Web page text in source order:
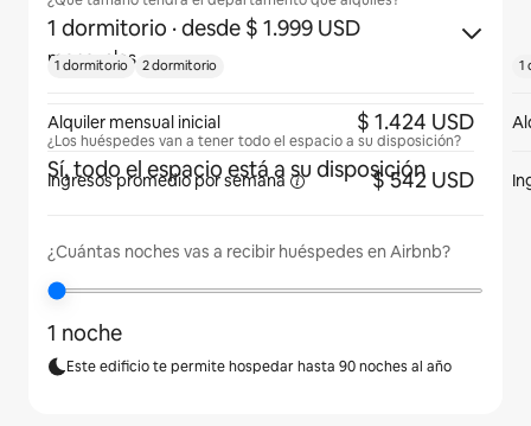
1 dormitorio · desde $ 1.999 USD
mensuales
¿Los huéspedes van a tener todo el espacio a su disposición?
Sí, todo el espacio está a su disposición
¿Cuántas noches vas a recibir huéspedes en Airbnb?
1 noche
Este edificio te permite hospedar hasta 90 noches al año
1 dormitorio 2 dormitorio
Alquiler mensual inicial $ 1.424 USD
Ingresos promedio porsemana $ 542 USD
1